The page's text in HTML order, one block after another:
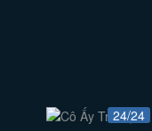
24/24